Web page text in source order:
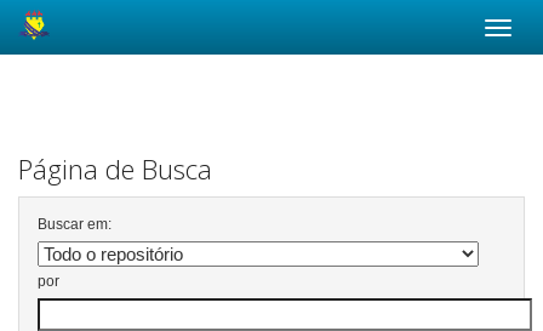
Página de Busca
Buscar em:
por